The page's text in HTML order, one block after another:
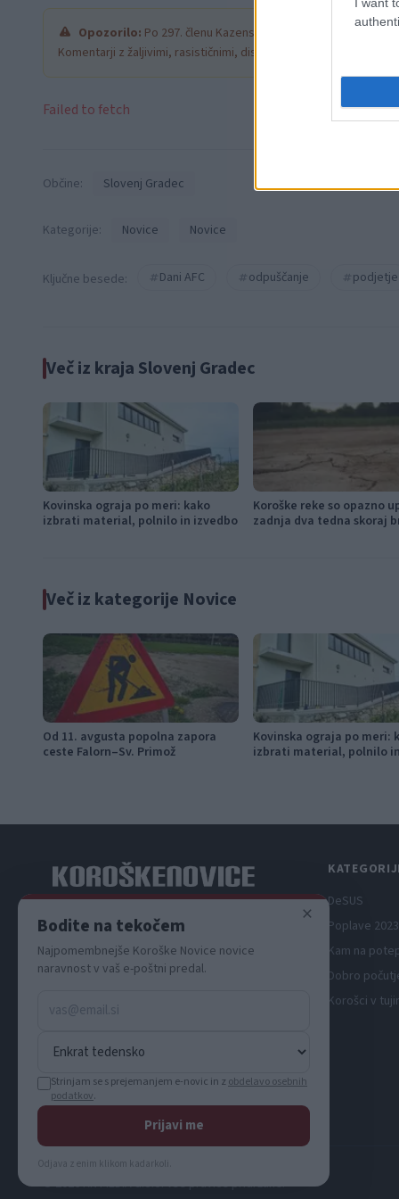
Opozorilo: Po 297. členu Kazenskega zakonika je
Komentarji z žaljivimi, rasističnimi, diskriminatornimi ali
Failed to fetch
Občine: Slovenj Gradec
Kategorije: Novice Novice
Ključne besede: Dani AFC odpuščanje podjetje
Več iz kraja Slovenj Gradec
Kovinska ograja po meri: kako
izbrati material, polnilo in izvedbo
Koroške reke so opazno
zadnja dva tedna skoraj
Več iz kategorije Novice
Od 11. avgusta popolna zapora
ceste Falorn–Sv. Primož
Kovinska ograja po meri:
izbrati material, polnilo
DeSUS
Poplave
Kam na
Dobro
Korošci v
© 2026 KN MEDIA d.o.o. Vse pravice pridržane.
×
Bodite na tekočem
Najpomembnejše Koroške Novice novice
naravnost v vaš e-poštni predal.
Strinjam se s prejemanjem e-novic in z obdelavo osebnih
podatkov.
Prijavi me
Odjava z enim klikom kadarkoli.